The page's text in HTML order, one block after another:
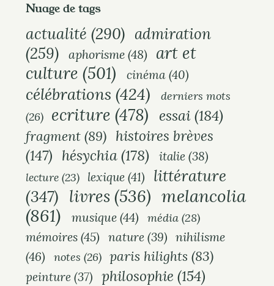
Nuage de tags
actualité (290) admiration
(259)
aphorisme (48) art et
culture (501) cinéma (40)
célébrations (424)
derniers mots
(26)
ecriture (478) essai (184)
fragment (89) histoires brèves
(147) hésychia (178) italie (38)
lecture (23) lexique(41)
littérature
(347) livres (536) melancolia
(861)
musique (44) média(28)
mémoires (45) nature(39) nihilisme
(46)
notes (26) paris hilights (83)
peinture (37) philosophie (154)